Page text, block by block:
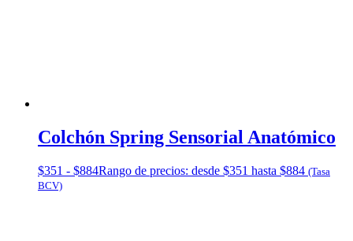
Colchón Spring Sensorial Anatómico
$351 - $884Rango de precios: desde $351 hasta $884 (Tasa
BCV)